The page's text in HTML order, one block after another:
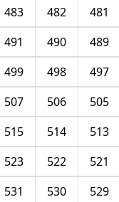
481
482
483
489
490
491
497
498
499
505
506
507
513
514
515
521
522
523
529
530
531